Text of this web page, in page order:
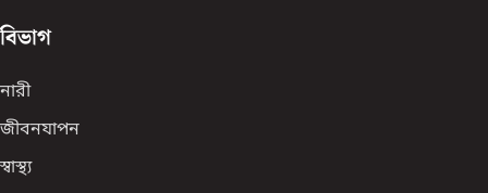
বিভাগ
নারী
জীবনযাপন
স্বাস্থ্য